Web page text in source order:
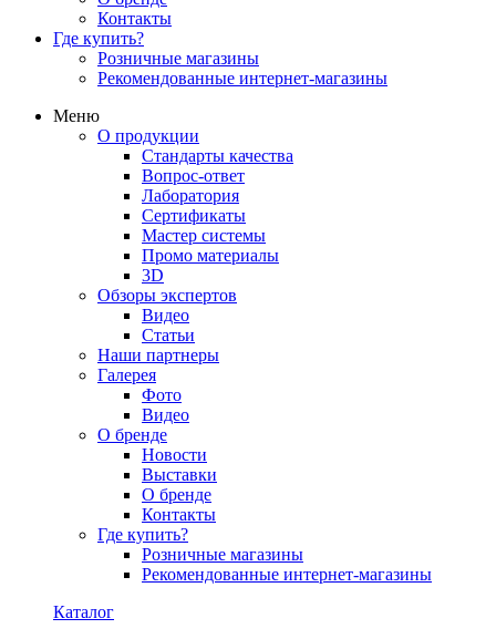
Контакты
Где купить?
Розничные магазины
Рекомендованные интернет-магазины
Меню
О продукции
Стандарты качества
Вопрос-ответ
Лаборатория
Сертификаты
Мастер системы
Промо материалы
3D
Обзоры экспертов
Видео
Статьи
Наши партнеры
Галерея
Фото
Видео
О бренде
Новости
Выставки
О бренде
Контакты
Где купить?
Розничные магазины
Рекомендованные интернет-магазины
Каталог